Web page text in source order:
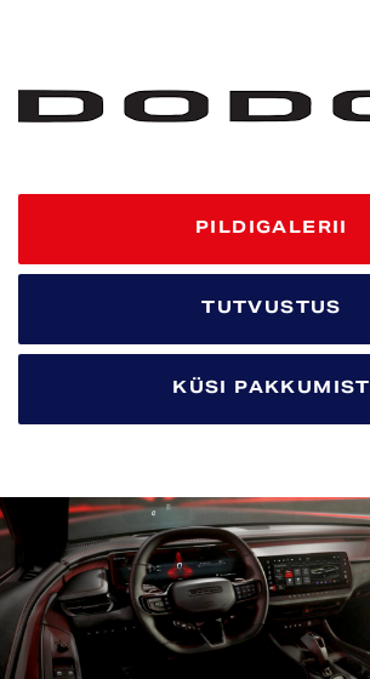
PILDIGALERII
TUTVUSTUS
KÜSI PAKKUMIST